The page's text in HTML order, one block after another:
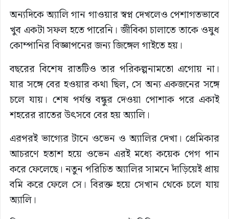
অন্যদিকে অ্যালি গান গাওয়ার স্বপ্ন দেখলেও পেশাগতভাবে
খুব একটা সফল হতে পারেনি। জীবিকা চালাতে তাকে ওষুধ
কোম্পানির বিজ্ঞাপনের জন্য জিঙ্গেল গাইতে হয়।
বছরের বিশেষ রাতটিও তার পরিকল্পনামতো এগোয় না।
যার সঙ্গে বের হওয়ার কথা ছিল, সে অন্য একজনের সঙ্গে
চলে যায়। শেষ পর্যন্ত বন্ধুর দেওয়া পোশাক পরে একাই
শহরের রাতের উৎসবে বের হয় অ্যালি।
এরপরই ভাগ্যের টানে ওভেন ও অ্যালির দেখা। প্রেমিকার
আচরণে হতাশ হয়ে ওভেন এরই মধ্যে কয়েক পেগ পান
করে ফেলেছে। নতুন পরিচিত অ্যালির সামনে দাঁড়িয়েই প্রায়
বমি করে ফেলে সে। বিরক্ত হয়ে সেখান থেকে চলে যায়
অ্যালি।